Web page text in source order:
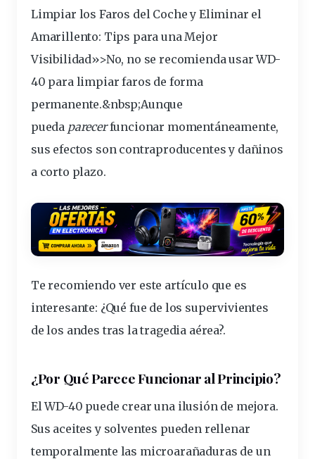
Limpiar los Faros del Coche y Eliminar el
Amarillento: Tips para una Mejor
Visibilidad»>No, no serecomiendausar WD-
40 para limpiar faros de forma
permanente.&nbsp;Aunque
pueda parecer funcionar momentáneamente,
sus efectos son contraproducentes y dañinos
a corto plazo.
Te recomiendo ver este artículo que es
interesante: ¿Qué fue de los supervivientes
de los andes tras la tragedia aérea?.
¿Por Qué Parece Funcionar al Principio?
El WD-40 puede crear una ilusión de mejora.
Sus aceites y solventes pueden rellenar
temporalmente las microarañaduras de un